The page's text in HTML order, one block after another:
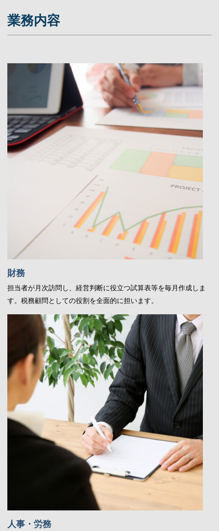
業務内容
財務
担当者が月次訪問し、経営判断に役立つ試算表等を毎月作成しま
す。税務顧問としての役割を全面的に担います。
人事・労務